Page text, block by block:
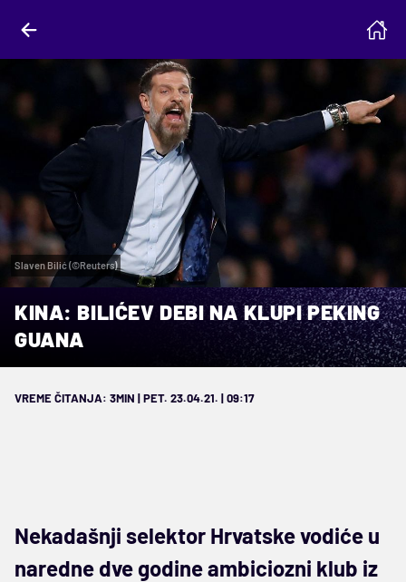
Slaven Bilić (©Reuters)
KINA: BILIĆEV DEBI NA KLUPI PEKING
GUANA
VREME ČITANJA: 3MIN | PET. 23.04.21. | 09:17
Nekadašnji selektor Hrvatske vodiće u
naredne dve godine ambiciozni klub iz